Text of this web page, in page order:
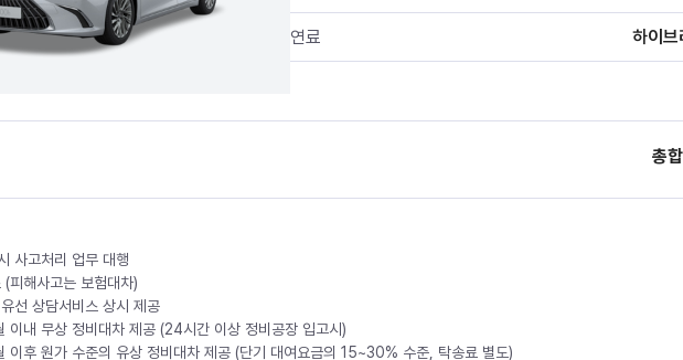
연료 하이브
총합
사고처리 업무 대행
(피해사고는 보험대차)
선 상담서비스 상시 제공
이내 무상 정비대차 제공 (24시간 이상 정비공장 입고시)
이후 원가 수준의 유상 정비대차 제공 (단기 대여요금의 15~30% 수준, 탁송료 별도)